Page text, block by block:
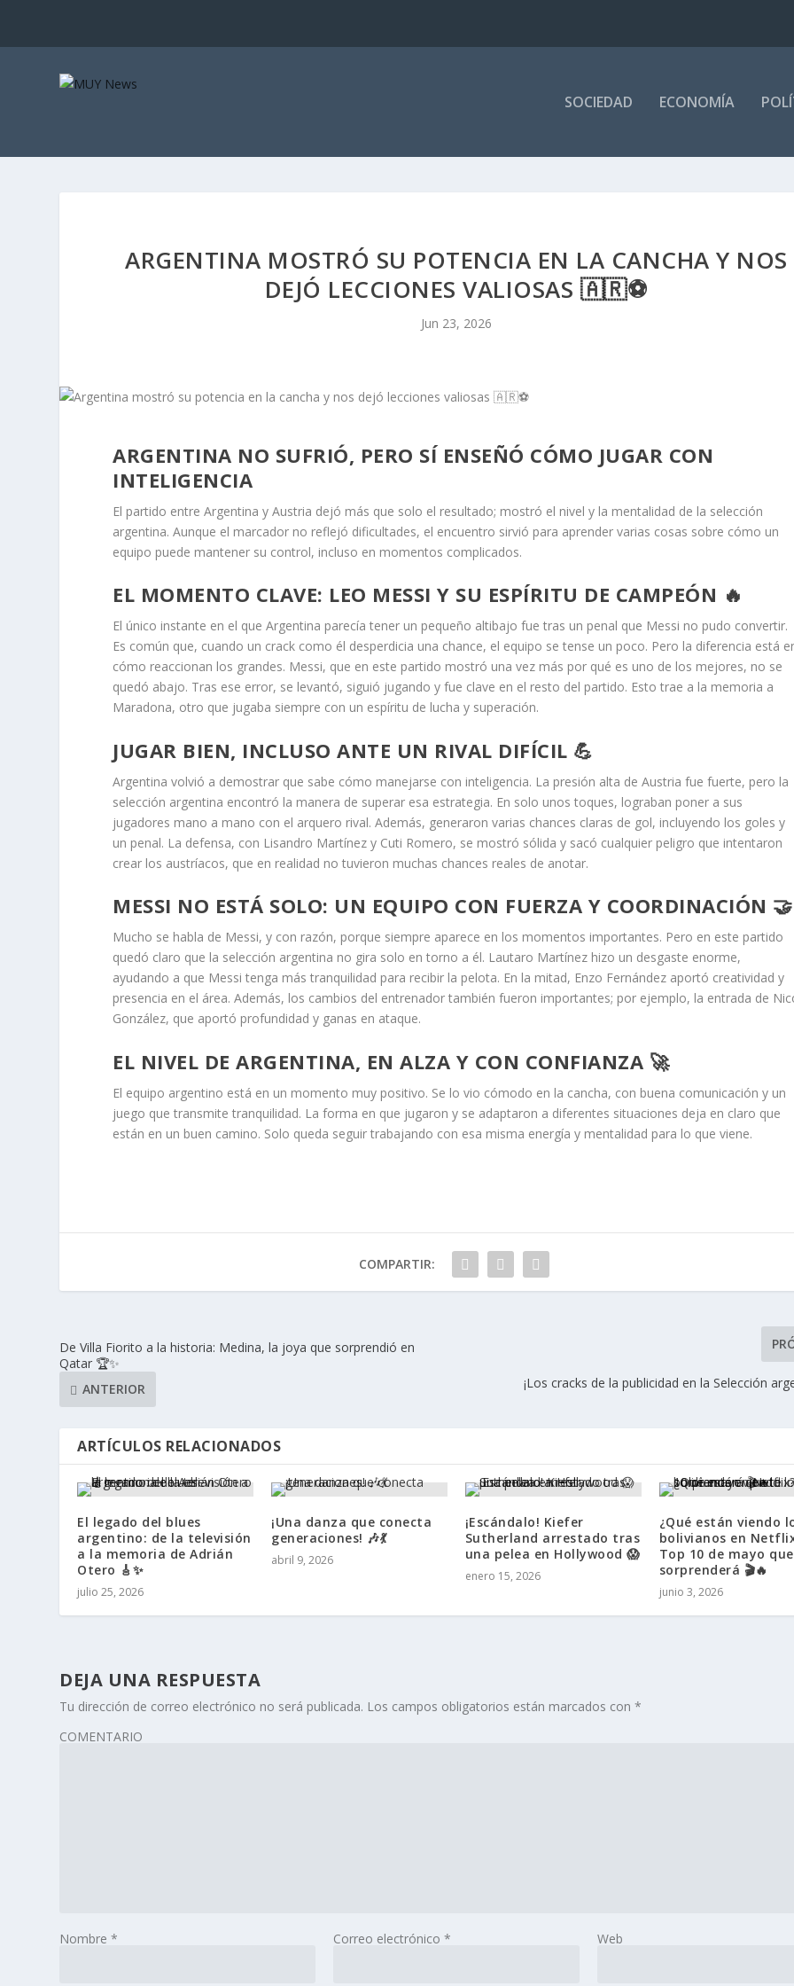
SOCIEDAD ECONOMÍA
ARGENTINA MOSTRÓ SU POTENCIA EN LA CANCHA Y NOS
DEJÓ LECCIONES VALIOSAS 🇦🇷⚽
Jun 23, 2026
ARGENTINA NO SUFRIÓ, PERO SÍ ENSEÑÓ CÓMO JUGAR CON
INTELIGENCIA
El partido entre Argentina y Austria dejó más que solo el resultado; mostró el nivel y la mentalidad de la selección
argentina. Aunque el marcador no reflejó dificultades, el encuentro sirvió para aprender varias cosas sobre cómo un
equipo puede mantener su control, incluso en momentos complicados.
EL MOMENTO CLAVE: LEO MESSI Y SU ESPÍRITU DE CAMPEÓN 🔥
El único instante en el que Argentina parecía tener un pequeño altibajo fue tras un penal que Messi no pudo convertir.
Es común que, cuando un crack como él desperdicia una chance, el equipo se tense un poco. Pero la diferencia está
cómo reaccionan los grandes. Messi, que en este partido mostró una vez más por qué es uno de los mejores, no se
quedó abajo. Tras ese error, se levantó, siguió jugando y fue clave en el resto del partido. Esto trae a la memoria a
Maradona, otro que jugaba siempre con un espíritu de lucha y superación.
JUGAR BIEN, INCLUSO ANTE UN RIVAL DIFÍCIL 💪
Argentina volvió a demostrar que sabe cómo manejarse con inteligencia. La presión alta de Austria fue fuerte, pero la
selección argentina encontró la manera de superar esa estrategia. En solo unos toques, lograban poner a sus
jugadores mano a mano con el arquero rival. Además, generaron varias chances claras de gol, incluyendo los goles y
un penal. La defensa, con Lisandro Martínez y Cuti Romero, se mostró sólida y sacó cualquier peligro que intentaron
crear los austríacos, que en realidad no tuvieron muchas chances reales de anotar.
MESSI NO ESTÁ SOLO: UN EQUIPO CON FUERZA Y COORDINACIÓN 🤝
Mucho se habla de Messi, y con razón, porque siempre aparece en los momentos importantes. Pero en este partido
quedó claro que la selección argentina no gira solo en torno a él. Lautaro Martínez hizo un desgaste enorme,
ayudando a que Messi tenga más tranquilidad para recibir la pelota. En la mitad, Enzo Fernández aportó creatividad y
presencia en el área. Además, los cambios del entrenador también fueron importantes; por ejemplo, la entrada de
González, que aportó profundidad y ganas en ataque.
EL NIVEL DE ARGENTINA, EN ALZA Y CON CONFIANZA 🚀
El equipo argentino está en un momento muy positivo. Se lo vio cómodo en la cancha, con buena comunicación y un
juego que transmite tranquilidad. La forma en que jugaron y se adaptaron a diferentes situaciones deja en claro que
están en un buen camino. Solo queda seguir trabajando con esa misma energía y mentalidad para lo que viene.
COMPARTIR:
De Villa Fiorito a la historia: Medina, la joya que sorprendió en
Qatar 🏆✨
ANTERIOR
¡Los cracks de la publicidad en la Selección
ARTÍCULOS RELACIONADOS
El legado del blues
argentino: de la televisión
a la memoria de Adrián
Otero 🎸✨
julio 25, 2026
¡Una danza que conecta
generaciones! 🎶💃
abril 9, 2026
¡Escándalo! Kiefer
Sutherland arrestado tras
una pelea en Hollywood 😱
enero 15, 2026
¿Qué están viendo
bolivianos en
Top 10 de mayo
sorprenderá 🎬🔥
junio 3, 2026
DEJA UNA RESPUESTA
Tu dirección de correo electrónico no será publicada. Los campos obligatorios están marcados con*
COMENTARIO
Nombre* Correo electrónico * Web